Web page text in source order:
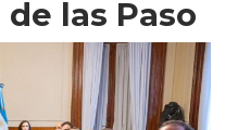
las Paso